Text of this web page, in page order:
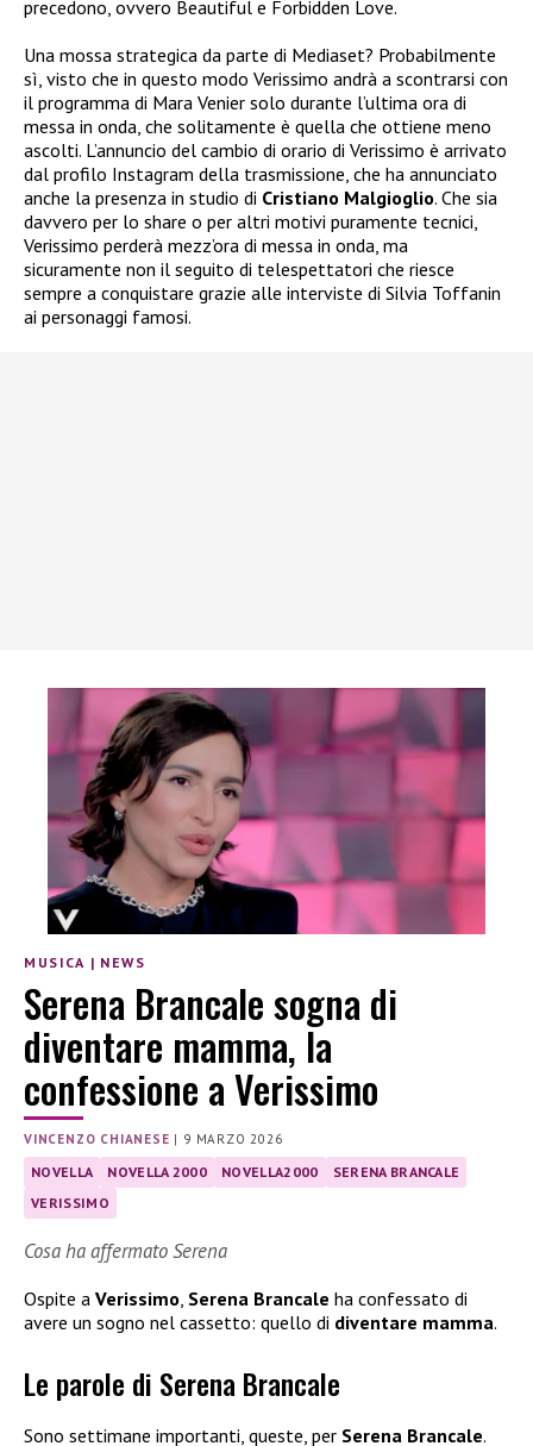
precedono, ovvero Beautiful e Forbidden Love.
Una mossa strategica da parte di Mediaset? Probabilmente
sì, visto che in questo modo Verissimo andrà a scontrarsi con
il programma di Mara Venier solo durante l’ultima ora di
messa in onda, che solitamente è quella che ottiene meno
ascolti. L’annuncio del cambio di orario di Verissimo è arrivato
dal profilo Instagram della trasmissione, che ha annunciato
anche la presenza in studio di Cristiano Malgioglio. Che sia
davvero per lo share o per altri motivi puramente tecnici,
Verissimo perderà mezz’ora di messa in onda, ma
sicuramente non il seguito di telespettatori che riesce
sempre a conquistare grazie alle interviste di Silvia Toffanin
ai personaggi famosi.
MUSICA | NEWS
Serena Brancale sogna di
diventare mamma, la
confessione a Verissimo
VINCENZO CHIANESE | 9 MARZO 2026
NOVELLA NOVELLA 2000 NOVELLA2000
SERENA BRANCALE
VERISSIMO
Cosa ha affermato Serena
Ospite a Verissimo, Serena Brancale ha confessato di
avere un sogno nel cassetto: quello di diventare mamma.
Le parole di Serena Brancale
Sono settimane importanti, queste, per Serena Brancale.